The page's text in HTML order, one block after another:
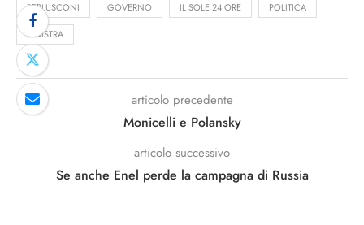
BERLUSCONI GOVERNO IL SOLE 24 ORE POLITICA
SINISTRA
articolo precedente
Monicelli e Polansky
articolo successivo
Se anche Enel perde la campagna di Russia